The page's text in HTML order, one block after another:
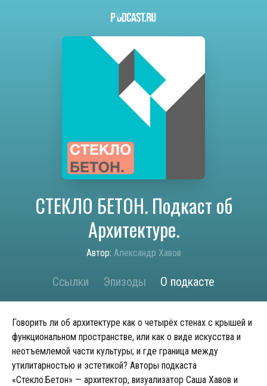
СТЕКЛО БЕТОН. Подкаст об
Архитектуре.
Автор: Александр Хавов
Ссылки Эпизоды О подкасте
Говорить ли об архитектуре как о четырёх стенах с крышей и
функциональном пространстве, или как о виде искусства и
неотъемлемой части культуры; и где граница между
утилитарностью и эстетикой? Авторы подкаста
«Стекло.Бетон» — архитектор, визуализатор Саша Хавов и